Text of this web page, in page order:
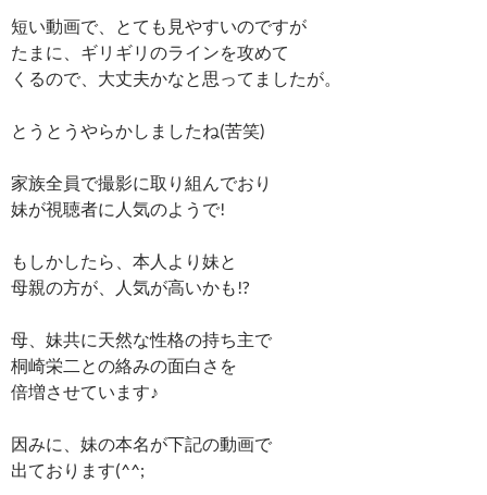
短い動画で、とても見やすいのですが
たまに、ギリギリのラインを攻めて
くるので、大丈夫かなと思ってましたが。
とうとうやらかしましたね(苦笑)
家族全員で撮影に取り組んでおり
妹が視聴者に人気のようで!
もしかしたら、本人より妹と
母親の方が、人気が高いかも!?
母、妹共に天然な性格の持ち主で
桐崎栄二との絡みの面白さを
倍増させています♪
因みに、妹の本名が下記の動画で
出ております(^^;